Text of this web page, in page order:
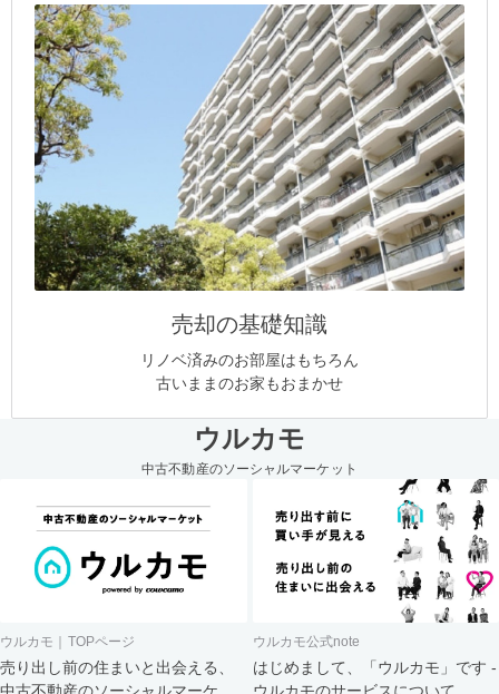
売却の基礎知識
リノベ済みのお部屋はもちろん
古いままのお家もおまかせ
ウルカモ
中古不動産のソーシャルマーケット
ウルカモ｜TOPページ
売り出し前の住まいと出会える、
ウルカモ公式note
はじめまして、「ウルカモ」です -